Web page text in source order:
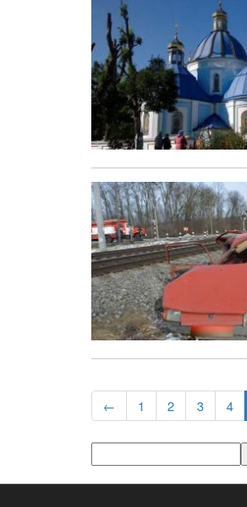
← 1 2 3 4